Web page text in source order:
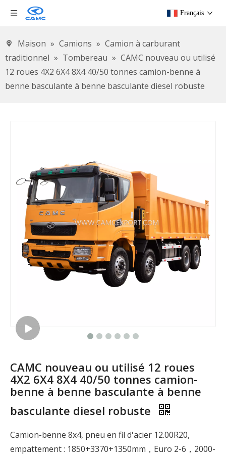
Français
Maison » Camions » Camion à carburant
traditionnel » Tombereau » CAMC nouveau ou utilisé
12 roues 4X2 6X4 8X4 40/50 tonnes camion-benne à
benne basculante à benne basculante diesel robuste
CAMC nouveau ou utilisé 12 roues
4X2 6X4 8X4 40/50 tonnes camion-
benne à benne basculante à benne
basculante diesel robuste
Camion-benne 8x4, pneu en fil d'acier 12.00R20,
empattement : 1850+3370+1350mm，Euro 2-6，2000-